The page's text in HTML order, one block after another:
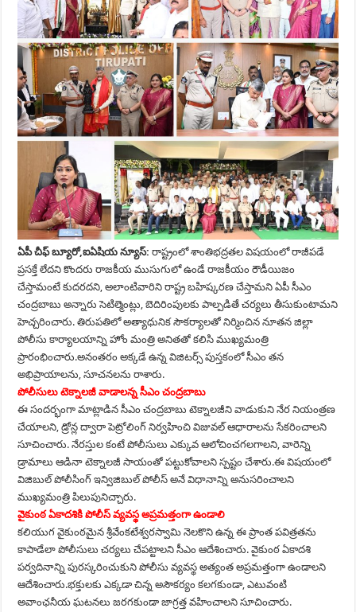
ఏపీ చీఫ్ బ్యూరో,ఐఏషియ న్యూస్: రాష్ట్రంలో శాంతిభద్రతల విషయంలో రాజీపడే
ప్రసక్తే లేదని కొందరు రాజకీయ ముసుగులో ఉండే రాజకీయం రౌడీయిజం
చేస్తామంటే కుదరదని, అలాంటివారిని రాష్ట్ర బహిష్కరణ చేస్తామని ఏపీ సీఎం
చంద్రబాబు అన్నారు సెటిల్మెంట్లు, బెదిరింపులకు పాల్పడితే చర్యలు తీసుకుంటామని
హెచ్చరించారు. తిరుపతిలో అత్యాధునిక సౌకర్యాలతో నిర్మించిన నూతన జిల్లా
పోలీసు కార్యాలయాన్ని హోం మంత్రి అనితతో కలిసి ముఖ్యమంత్రి
ప్రారంభించారు.అనంతరం అక్కడే ఉన్న విజిటర్స్ పుస్తకంలో సీఎం తన
అభిప్రాయాలను, సూచనలను రాశారు.
పోలీసులు టెక్నాలజీ వాడాలన్న సీఎం చంద్రబాబు
ఈ సందర్భంగా మాట్లాడిన సీఎం చంద్రబాబు టెక్నాలజీని వాడుకుని నేర నియంత్రణ
చేయాలని, డ్రోన్ల ద్వారా పెట్రోలింగ్ నిర్వహించి విజువల్ ఆధారాలను సేకరించాలని
సూచించారు. నేరస్తుల కంటే పోలీసులు ఎక్కువ ఆలోచించగలగాలని, వారెన్ని
డ్రామాలు ఆడినా టెక్నాలజీ సాయంతో పట్టుకోవాలని స్పష్టం చేశారు.ఈ విషయంలో
విజిబుల్ పోలీసింగ్ ఇన్విజిబుల్ పోలీస్ అనే విధానాన్ని అనుసరించాలని
ముఖ్యమంత్రి పిలుపునిచ్చారు.
వైకుంఠ ఏకాదశికి పోలీస్ వ్యవస్థ అప్రమత్తంగా ఉండాలి
కలియుగ వైకుంఠమైన శ్రీవేంకటేశ్వరస్వామి నెలకొని ఉన్న ఈ ప్రాంత పవిత్రతను
కాపాడేలా పోలీసులు చర్యలు చేపట్టాలని సీఎం ఆదేశించారు. వైకుంఠ ఏకాదశి
పర్వదినాన్ని పురస్కరించుకుని పోలీసు వ్యవస్థ అత్యంత అప్రమత్తంగా ఉండాలని
ఆదేశించారు.భక్తులకు ఎక్కడా చిన్న అసౌకర్యం కలగకుండా, ఎటువంటి
అవాంఛనీయ ఘటనలు జరగకుండా జాగ్రత్త వహించాలని సూచించారు.